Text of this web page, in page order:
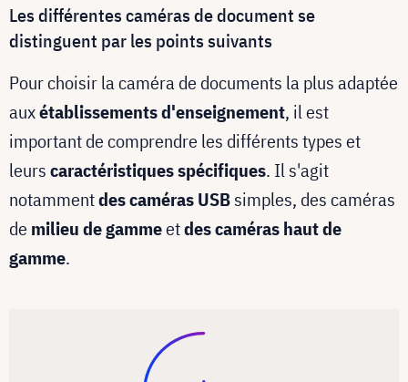
Les différentes caméras de document se
distinguent par les points suivants
Pour choisir la caméra de documents la plus adaptée
auxétablissements d'enseignement, il est
important de comprendre les différents types et
leurscaractéristiques spécifiques. Il s'agit
notammentdes caméras USBsimples, des caméras
de milieu de gammeetdes caméras haut de
gamme.